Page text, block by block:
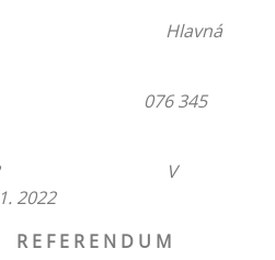
345
2022 V
2022
R E F E R E N D U M